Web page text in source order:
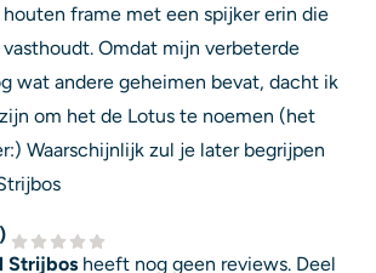
houten frame met een spijker erin die
Omdat mijn verbeterde
wat andere geheimen bevat, dacht ik
om het de Lotus te noemen (het
Waarschijnlijk zul je later begrijpen
)
Strijbos heeft nog geen reviews. Deel